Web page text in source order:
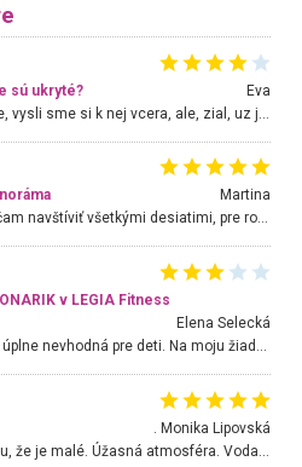
sú ukryté?
Eva
Martina
Nádherné miesto ktoré odporúčam navštíviť všetkými desiatimi, pre rodiny s deťmi, dôchodcom... Proste a jednoducho ozaj rozprávkový les.. určite ešte prídeme. Odniesli sme si na pamiatku krásne tričká,
v LEGIA Fitness
Elena Selecká
Kútik výborný, ale hlučná hudba úplne nevhodná pre deti. Na moju žiadosť o aspoň sušenie nereagovali.
. Monika Lipovská